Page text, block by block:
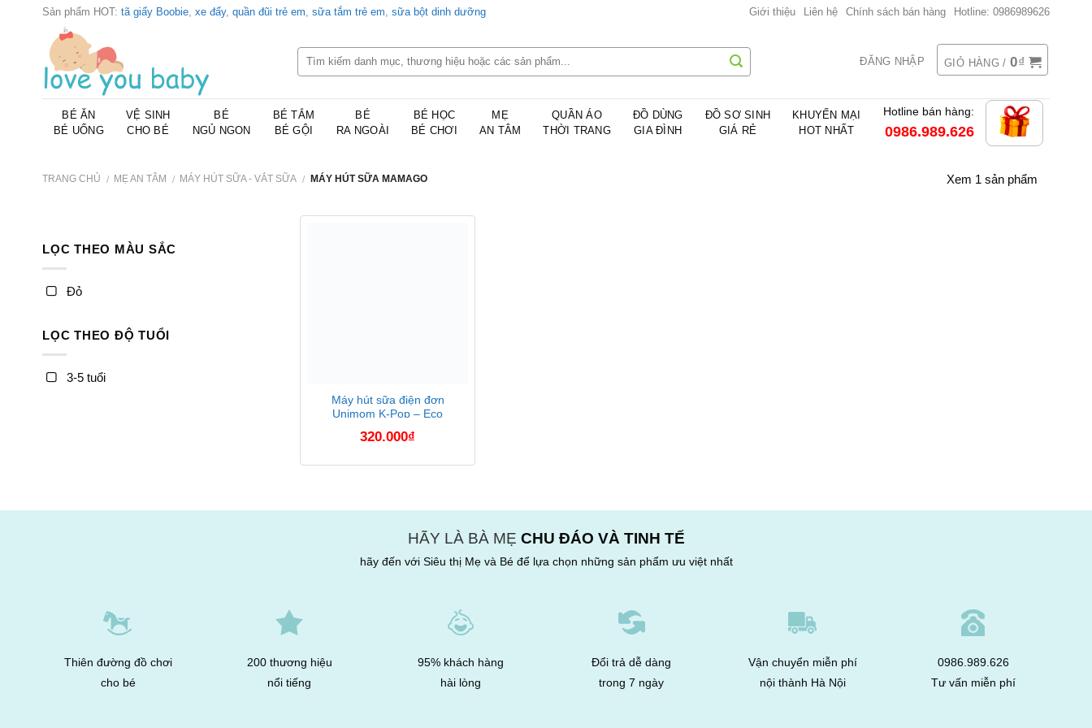
Sản phẩm HOT: tã giấy Boobie, xe đẩy, quần đũi trẻ em, sữa tắm trẻ em, sữa bột dinh dưỡng Giới thiệu Liên hệ Chính sách bán hàng Hotline: 0986989626
ĐĂNG NHẬP GIỎ HÀNG /0₫
BÉ ĂN
BÉ UỐNG
VỆ SINH
CHO BÉ
BÉ
NGỦ NGON
BÉ TẮM
BÉ GỘI
BÉ
RA NGOÀI
BÉ HỌC
BÉ CHƠI
MẸ
AN TÂM
QUẦN ÁO
THỜI TRANG
ĐỒ DÙNG
GIA ĐÌNH
ĐỒ SƠ SINH
GIÁ RẺ
KHUYẾN MẠI
HOT NHẤT
Hotline bán hàng:
0986.989.626
TRANG CHỦ / MẸ AN TÂM / MÁY HÚT SỮA - VẮT SỮA / MÁY HÚT SỮA MAMAGO Xem 1 sản phẩm
LỌC THEO MÀU SẮC
Đỏ
LỌC THEO ĐỘ TUỔI
3-5 tuổi
Máy hút sữa điện đơn
Unimom K-Pop – Eco
320.000₫
HÃY LÀ BÀ MẸ CHU ĐÁO VÀ TINH TẾ
hãy đến với Siêu thị Mẹ và Bé để lựa chọn những sản phẩm ưu việt nhất
Thiên đường đồ chơi
cho bé
200 thương hiệu
nổi tiếng
95% khách hàng
hài lòng
Đổi trả dễ dàng
trong 7 ngày
Vận chuyển miễn phí
nội thành Hà Nội
0986.989.626
Tư vấn miễn phí